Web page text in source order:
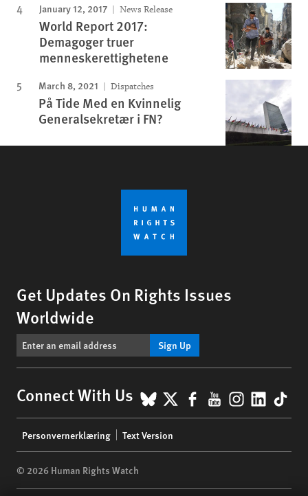
January 12, 2017 News Release
World Report 2017:
Demagoger truer
menneskerettighetene
March 8, 2021 Dispatches
På Tide Med en Kvinnelig
Generalsekretær i FN?
Get Updates On Rights Issues
Worldwide
Sign Up
Connect With Us BlueSky
X Facebook
YouTube
menu
Personvernerklæring Text Version
© 2026 Human Rights Watch